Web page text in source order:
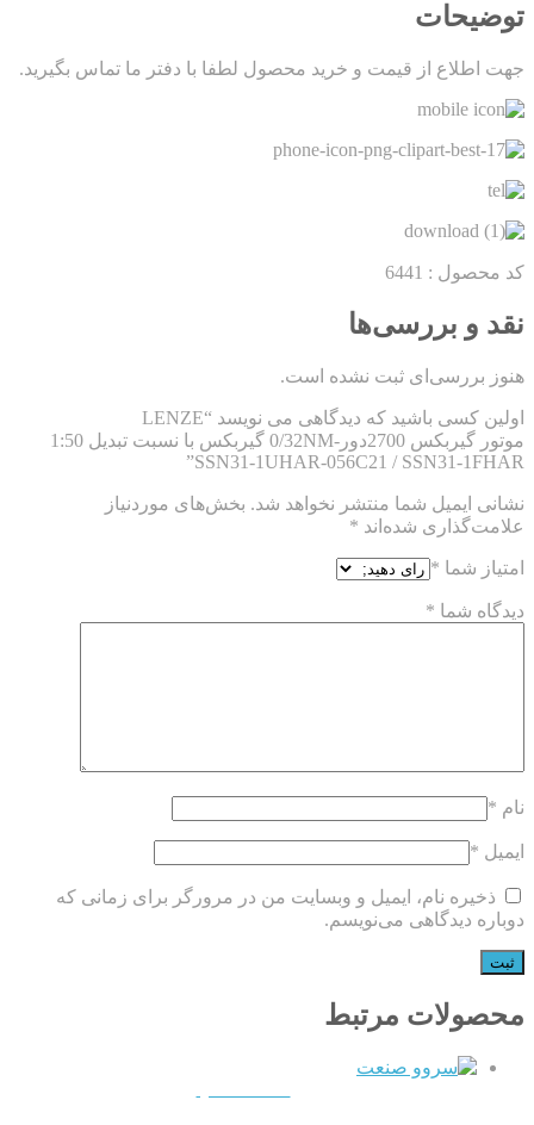
توضیحات
جهت اطلاع از قیمت و خرید محصول لطفا با دفتر ما تماس بگیرید.
کد محصول : 6441
نقد و بررسی‌ها
هنوز بررسی‌ای ثبت نشده است.
اولین کسی باشید که دیدگاهی می نویسد “LENZE
موتور گیربکس 2700دور-0/32NM گیربکس با نسبت تبدیل 1:50
SSN31-1UHAR-056C21 / SSN31-1FHAR”
نشانی ایمیل شما منتشر نخواهد شد. بخش‌های موردنیاز
علامت‌گذاری شده‌اند *
امتیاز شما *
دیدگاه شما *
نام *
ایمیل *
ذخیره نام، ایمیل و وبسایت من در مرورگر برای زمانی که
دوباره دیدگاهی می‌نویسم.
محصولات مرتبط